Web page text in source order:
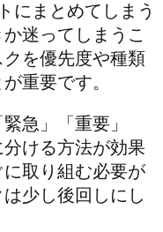
にまとめてしまう
迷ってしまうこ
を優先度や種類
重要です。
急」「重要」
分ける方法が効果
取り組む必要が
少し後回しにし